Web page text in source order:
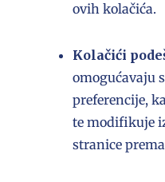
ovih kolačića.
Kolačići
omogućavaju
preferencije,
te modifikuje
stranice